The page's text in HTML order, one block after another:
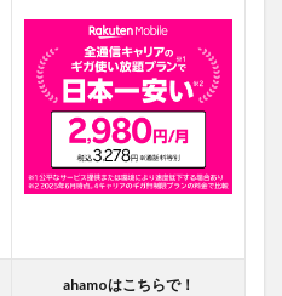
ahamoはこちらで！